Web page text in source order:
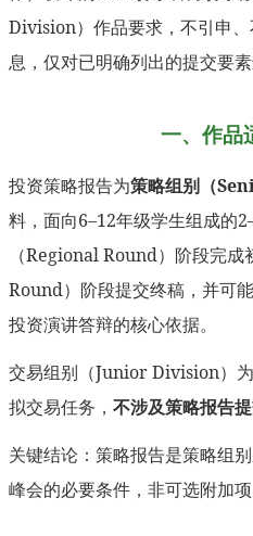
Division）作品要求，不引申
息，仅对已明确列出的提交要素
一、作品
投资策略报告为策略组别（
料，面向6–12年级学生组成的
（Regional Round）阶段完
Round）阶段提交终稿，并可
投资演讲答辩的核心依据。
交易组别（Junior Division）
拟交易任务， 不涉及策略报告
关键结论：策略报告是策略组
峰会的必要条件，非可选附加项